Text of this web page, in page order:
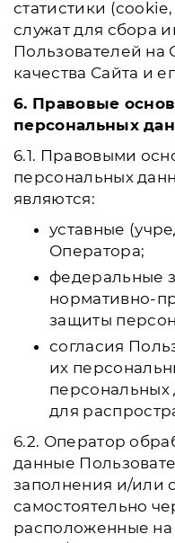
статистики
служат для сбора
Пользователей на
качества Сайта и
6. Правовые
персональных
6.1. Правовыми
персональных
являются:
уставные
Оператора;
федеральные
нормативно-
защиты
согласия
их
для
6.2. Оператор
данные
заполнения и/или
самостоятельно
расположенные